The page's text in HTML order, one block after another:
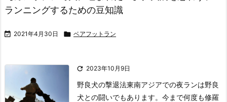
ランニングするための豆知識
 2021年4月30日  ベアフットラン
 2023年10月9日
野良犬の撃退法東南アジアでの夜ランは野良
犬との闘いでもあります。 今まで何度も修羅